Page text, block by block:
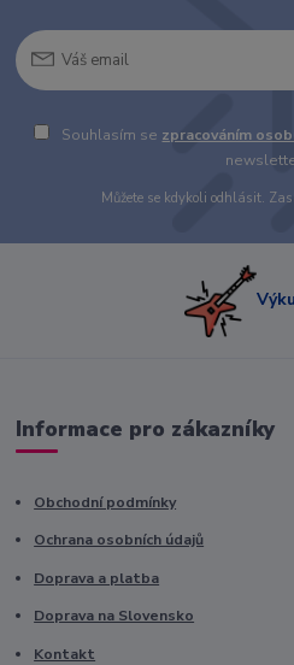
Souhlasím se zpracováním
Můžete se kdykoli odhlásit.
Informace pro zákazníky
Obchodní podmínky
Ochrana osobních údajů
Doprava a platba
Doprava na Slovensko
Kontakt